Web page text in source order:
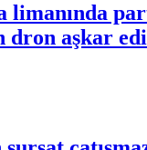
limanında
dron aşkar